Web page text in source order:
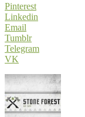
Pinterest
Linkedin
Email
Tumblr
Telegram
VK